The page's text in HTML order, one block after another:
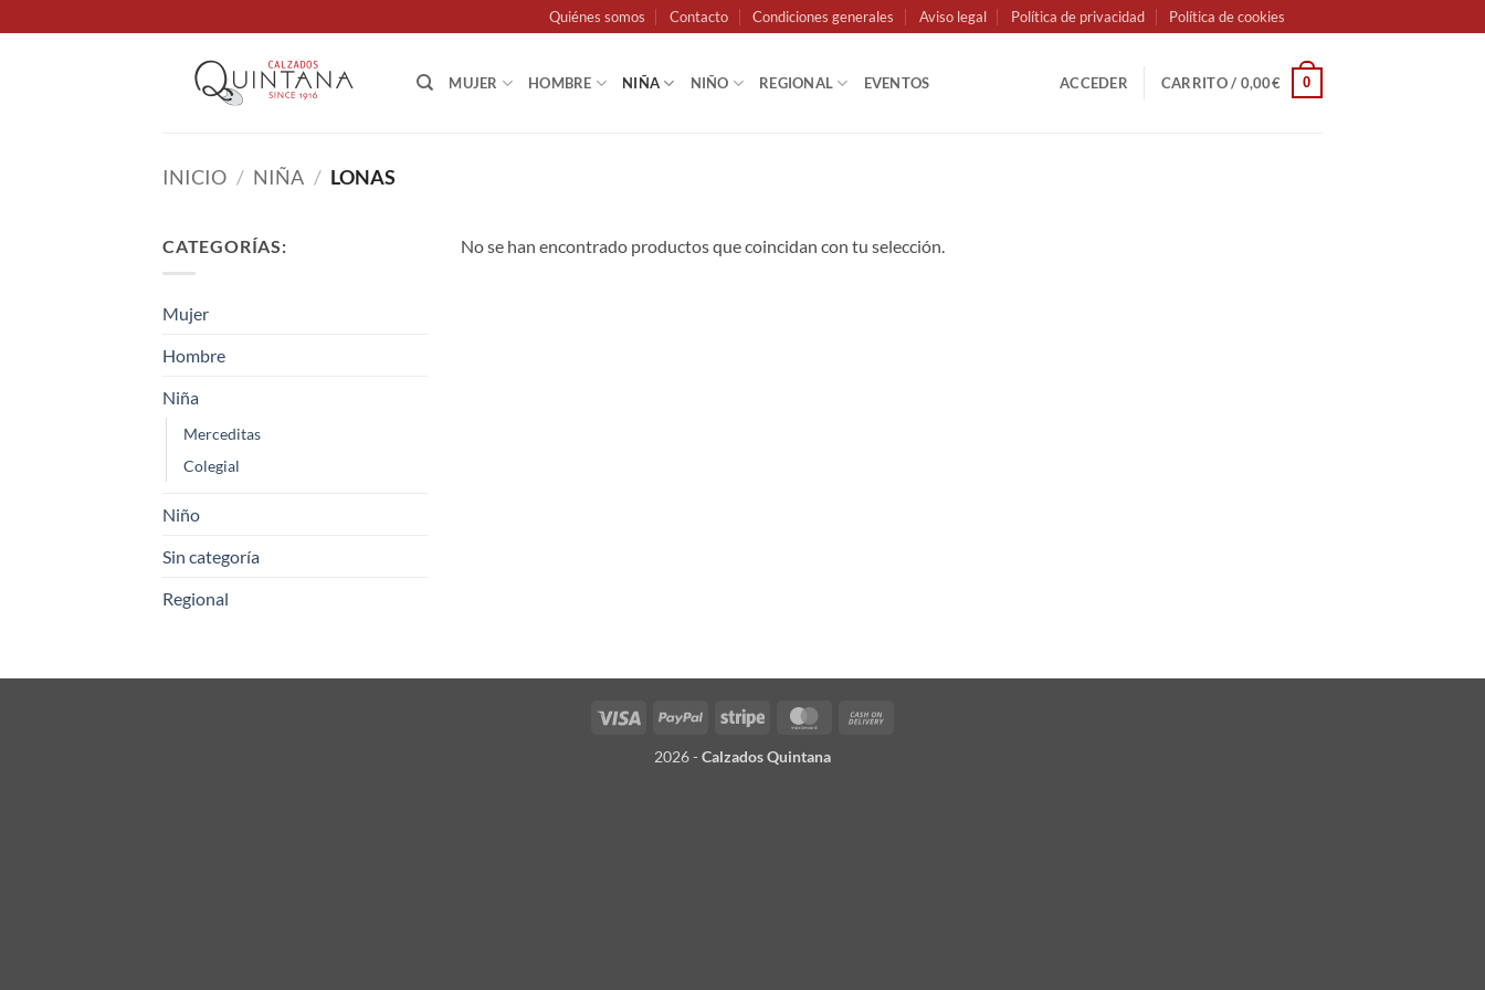
al
Quiénes somos Contacto Condiciones generales Aviso legal Política de privacidad Política de cookies
MUJER HOMBRE NIÑA NIÑO REGIONAL EVENTOS ACCEDER CARRITO / 0,00€ 0
INICIO / NIÑA / LONAS
CATEGORÍAS:
Mujer
Hombre
Niña
Merceditas
Colegial
Niño
Sin categoría
Regional
No se han encontrado productos que coincidan con tu selección.
Visa PayPal Stripe MasterCard
2026 - Calzados Quintana